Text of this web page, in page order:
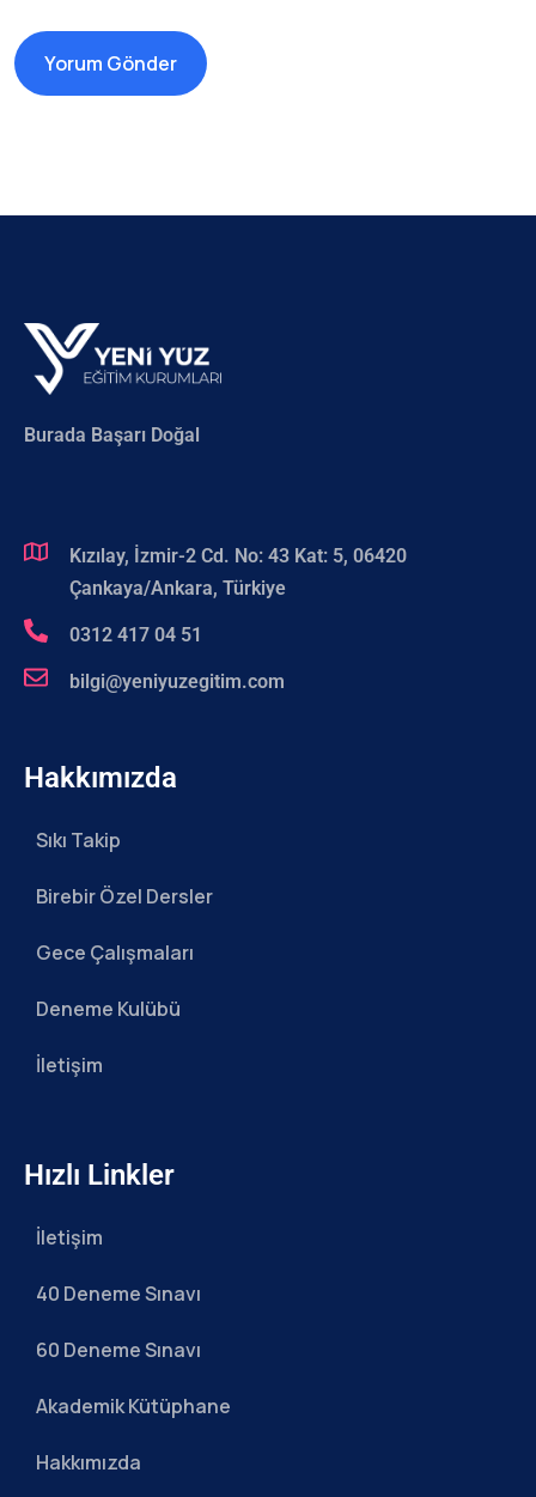
Burada Başarı Doğal
Kızılay, İzmir-2 Cd. No: 43 Kat: 5, 06420
Çankaya/Ankara, Türkiye
0312 417 04 51
bilgi@yeniyuzegitim.com
Hakkımızda
Sıkı Takip
Birebir Özel Dersler
Gece Çalışmaları
Deneme Kulübü
İletişim
Hızlı Linkler
İletişim
40 Deneme Sınavı
60 Deneme Sınavı
Akademik Kütüphane
Hakkımızda